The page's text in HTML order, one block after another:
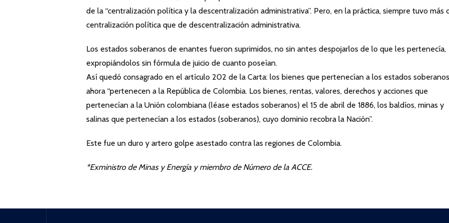
de la “centralización política y la descentralización administrativa”. Pero, en la práctica, siempre tuvo más
centralización política que de descentralización administrativa.
Los estados soberanos de enantes fueron suprimidos, no sin antes despojarlos de lo que les pertenecía,
expropiándolos sin fórmula de juicio de cuanto poseían.
Así quedó consagrado en el artículo 202 de la Carta: los bienes que pertenecían a los estados
ahora “pertenecen a la República de Colombia. Los bienes, rentas, valores, derechos y acciones que
pertenecían a la Unión colombiana (léase estados soberanos) el 15 de abril de 1886, los baldíos, minas y
salinas que pertenecían a los estados (soberanos), cuyo dominio recobra la Nación”.
Este fue un duro y artero golpe asestado contra las regiones de Colombia.
*Exministro de Minas y Energía y miembro de Número de la ACCE.